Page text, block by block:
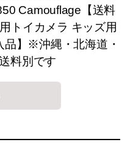
Camouflage【送料
トイカメラ キッズ用
品】※沖縄・北海道・
料別です